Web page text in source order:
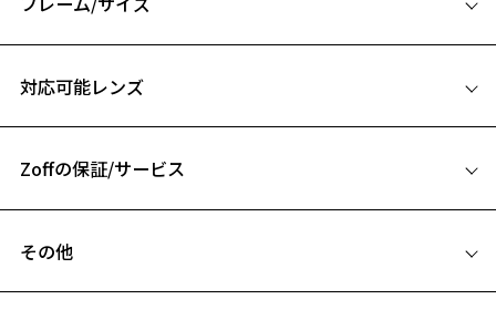
【デザイン】
バネ性を持たせた特殊な構造のヒンジを使用しており、締め付け感の
テンプルにはアセテートを使用しており、横顔も魅力的に。
ZP242002-14F1：定番のブラック。（マット）
ZP242002-63F1：シンプルなオリーブ。（マット）
【スタイリングポイント】
B ブリッジ(鼻部分)の横幅：17mm
対応可能レンズ
フレームとレンズの合計料金を知りたい方へ
Zoffの保証/サービス
その他